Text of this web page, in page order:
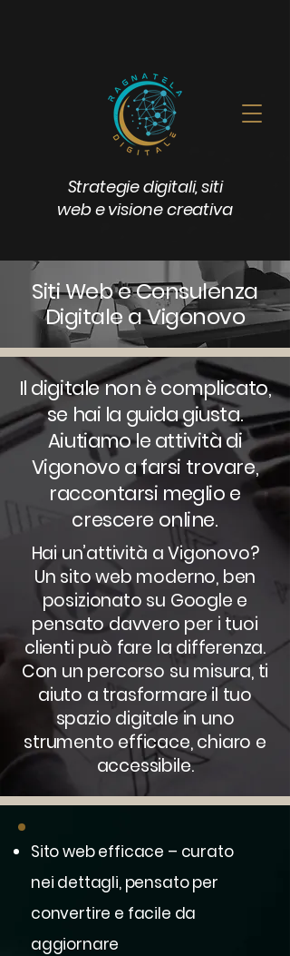
Strategie digitali, siti
web e visione creativa
Siti Web e Consulenza
Digitale a Vigonovo
Il digitale non è complicato,
se hai la guida giusta.
Aiutiamo le attività di
Vigonovo a farsi trovare,
raccontarsi meglio e
crescere online.
Hai un’attività a Vigonovo?
Un sito web moderno, ben
posizionato su Google e
pensato davvero per i tuoi
clienti può fare la differenza.
Con un percorso su misura, ti
aiuto a trasformare il tuo
spazio digitale in uno
strumento efficace, chiaro e
accessibile.
Sito web efficace – curato
nei dettagli, pensato per
convertire e facile da
aggiornare